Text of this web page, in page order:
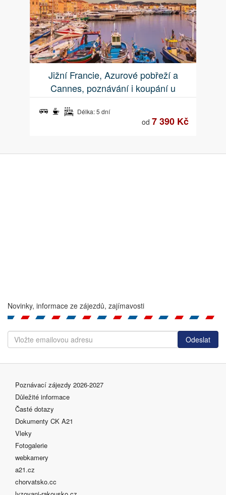
Jižní Francie, Azurové pobřeží a
Cannes, poznávání i koupání u
nejkrásnějších pláží
Délka: 5 dní
od 7 390 Kč
Novinky, informace ze zájezdů, zajímavosti
Poznávací zájezdy 2026-2027
Důležité informace
Časté dotazy
Dokumenty CK A21
Vleky
Fotogalerie
webkamery
a21.cz
chorvatsko.cc